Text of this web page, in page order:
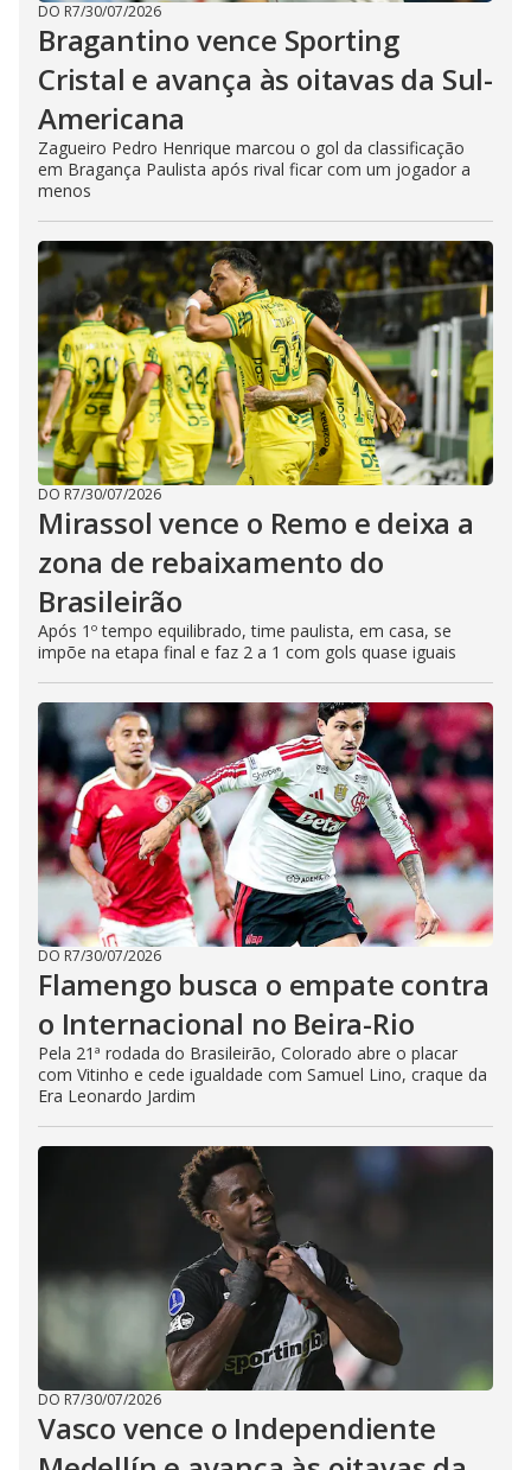
DO R7/30/07/2026
Bragantino vence Sporting
Cristal e avança às oitavas da Sul-
Americana
Zagueiro Pedro Henrique marcou o gol da classificação
em Bragança Paulista após rival ficar com um jogador a
menos
DO R7/30/07/2026
Mirassol vence o Remo e deixa a
zona de rebaixamento do
Brasileirão
Após 1º tempo equilibrado, time paulista, em casa, se
impõe na etapa final e faz 2 a 1 com gols quase iguais
DO R7/30/07/2026
Flamengo busca o empate contra
o Internacional no Beira-Rio
Pela 21ª rodada do Brasileirão, Colorado abre o placar
com Vitinho e cede igualdade com Samuel Lino, craque da
Era Leonardo Jardim
DO R7/30/07/2026
Vasco vence o Independiente